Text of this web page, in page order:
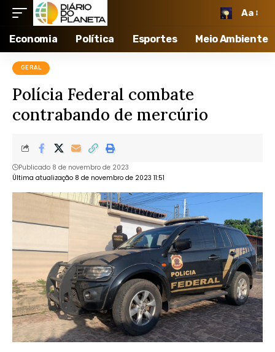
Aa
Economia Política Esportes Meio Ambiente
GERAL
Polícia Federal combate
contrabando de mercúrio
Última atualização 8 de novembro de 2023 11:51
Publicado 8 de novembro de 2023